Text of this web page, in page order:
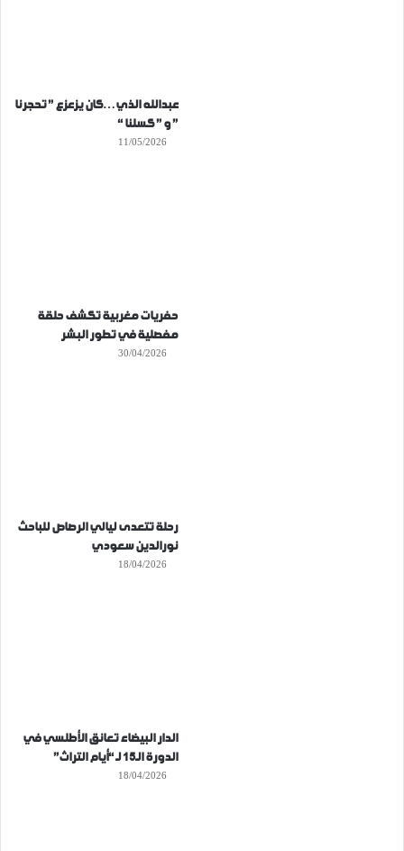
عبدالله الذي…كان يزعزع ” تحجرنا
” و ” كسلنا “
11/05/2026
حفريات مغربية تكشف حلقة
مفصلية في تطور البشر
30/04/2026
رحلة تتعدى ليالي الرصاص للباحث
نورالدين سعودي
18/04/2026
الدار البيضاء تعانق الأطلسي في
الدورة الـ15 لـ “أيام التراث”
18/04/2026